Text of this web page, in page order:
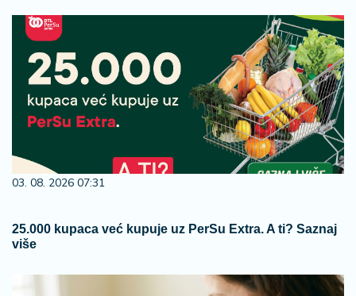
03. 08. 2026 07:31
25.000 kupaca već kupuje uz PerSu Extra. A ti? Saznaj
više